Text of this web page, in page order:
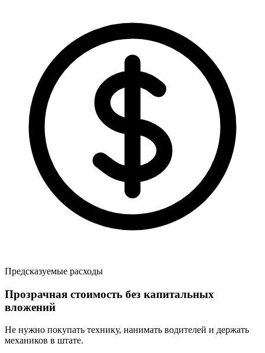
Предсказуемые расходы
Прозрачная стоимость без капитальных
вложений
Не нужно покупать технику, нанимать водителей и держать
механиков в штате.